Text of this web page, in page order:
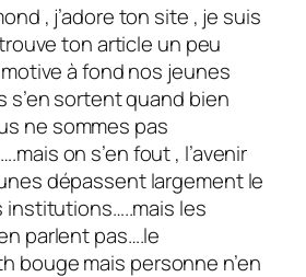
, j’adore ton site , je suis
ton article un peu
à fond nos jeunes
s’en sortent quand bien
ne sommes pas
on s’en fout , l’avenir
dépassent largement le
institutions…..mais les
parlent pas….le
bouge mais personne n’en